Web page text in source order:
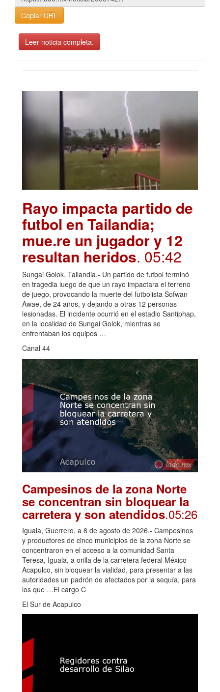
Copiar URL
Leer noticia completa.
Rayo impacta partido de
futbol en Tailandia;
mue.re un jugador y 12
resultan heridos. 05:42
Sungai Golok, Tailandia.- Un partido de futbol terminó
en tragedia luego de que un rayo impactara el terreno
de juego, provocando la muerte del futbolista Sofwan
Awae, de 24 años, y dejando a otras 12 personas
lesionadas. El incidente ocurrió en el estadio Santiphap,
en la localidad de Sungai Golok, mientras se
enfrentaban los equipos …
Canal 44
Campesinos de la zona Norte
se concentran sin bloquear la
carretera y son atendidos.05:26
Iguala, Guerrero, a 8 de agosto de 2026.- Campesinos
y productores de cinco municipios de la zona Norte se
concentraron en el acceso a la comunidad Santa
Teresa, Iguala, a orilla de la carretera federal México-
Acapulco, sin bloquear la vialidad, para presentar a las
autoridades un padrón de afectados por la sequía, para
los que …El cargo C
El Sur de Acapulco